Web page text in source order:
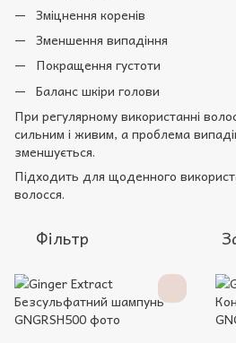
Зміцнення коренів
Зменшення випадіння
Покращення густоти
Баланс шкіри голови
При регулярному використанні
сильним і живим, а проблема
зменшується.
Підходить для щоденного
волосся.
Фільтр